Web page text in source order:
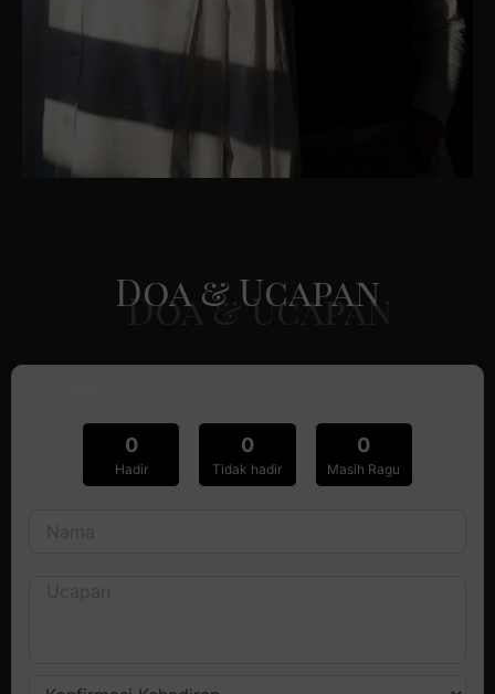
Doa & Ucapan
0
Hadir
0
Tidak hadir
0
Masih Ragu